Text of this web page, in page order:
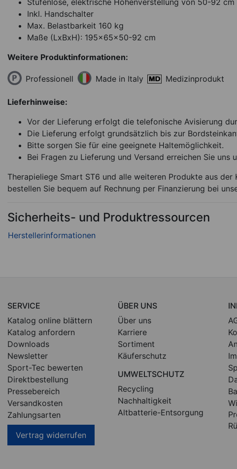
Stufenlose, elektrische Höhenverstellung von 50-92 cm
Inkl. Handschalter
Max. Belastbarkeit 160 kg
Maße (LxBxH): 195x65x50-92 cm
Weitere Produktinformationen:
Professionell Made in Italy Medizinprodukt
Lieferhinweise:
Vor der Lieferung erfolgt die telefonische Avisierung
Die Lieferung erfolgt grundsätzlich bis zur
Bitte sorgen Sie für eine geeignete Haltemöglichkeit.
Bei Fragen zu Lieferung und Versand erreichen Sie uns
Therapieliege Smart ST6 und alle weiteren Produkte aus
bestellen Sie bequem auf Rechnung per Finanzierung bei
Sicherheits- und Produktressourcen
Sofort lieferbar
SERVICE
Katalog online blättern
Katalog anfordern
Downloads
Newsletter
Sport-Tec bewerten
Direktbestellung
Pressebereich
Versandkosten
Zahlungsarten
Vertrag widerrufen
ÜBER UNS
Über uns
Karriere
Sortiment
Käuferschutz
UMWELTSCHUTZ
Recycling
Nachhaltigkeit
Altbatterie-Entsorgung